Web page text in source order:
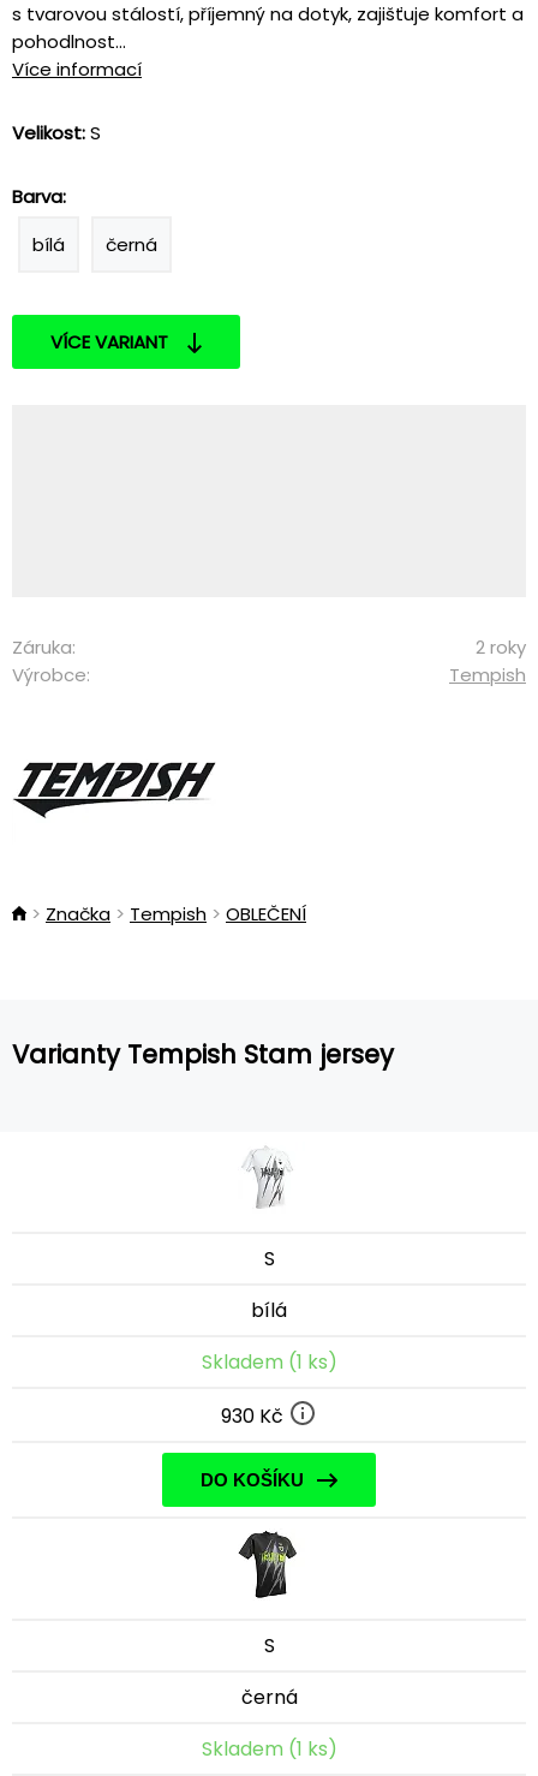
s tvarovou stálostí, příjemný na dotyk, zajišťuje komfort a
pohodlnost...
Více informací
Velikost:S
Barva:
bílá
černá
VÍCE VARIANT
Záruka:
2 roky
Výrobce:
Tempish
Značka Tempish OBLEČENÍ
Varianty Tempish Stam jersey
S
bílá
Skladem (1 ks)
930 Kč
DO KOŠÍKU
S
černá
Skladem (1 ks)